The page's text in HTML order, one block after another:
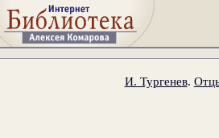
И. Тургенев.